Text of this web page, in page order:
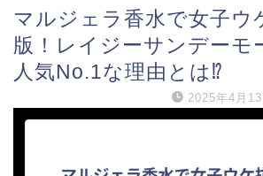
マルジェラ香水で女子ウ
版！レイジーサンデーモ
人気No.1な理由とは⁉
2025年4月13